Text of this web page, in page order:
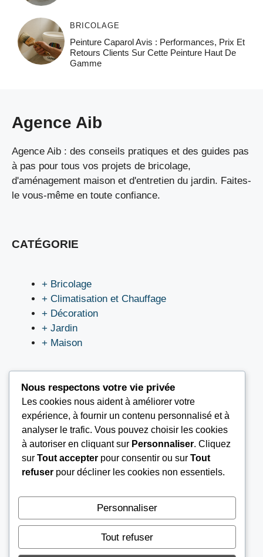
BRICOLAGE
Peinture Caparol Avis : Performances, Prix Et
Retours Clients Sur Cette Peinture Haut De
Gamme
Agence Aib
Agence Aib : des conseils pratiques et des guides pas
à pas pour tous vos projets de bricolage,
d'aménagement maison et d'entretien du jardin. Faites-
le vous-même en toute confiance.
CATÉGORIE
+ Bricolage
+ Climatisation et Chauffage
+ Décoration
+ Jardin
+ Maison
LIEN UTILES
Nous contacter
Mentions légales
À propos
© 2026AGENCE AIB
Nous respectons votre vie privée
Les cookies nous aident à améliorer votre
expérience, à fournir un contenu personnalisé et à
analyser le trafic. Vous pouvez choisir les cookies
à autoriser en cliquant sur Personnaliser. Cliquez
sur Tout accepter pour consentir ou sur Tout
refuser pour décliner les cookies non essentiels.
Personnaliser
Tout refuser